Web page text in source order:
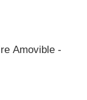
Amovible -